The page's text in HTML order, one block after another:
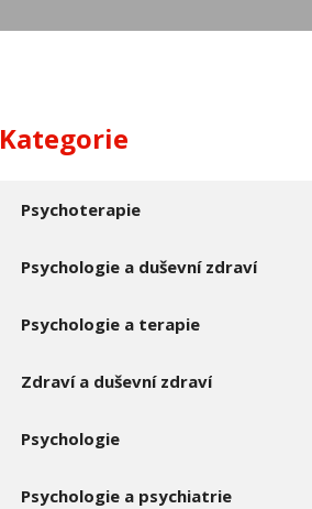
Kategorie
Psychoterapie
Psychologie a duševní zdraví
Psychologie a terapie
Zdraví a duševní zdraví
Psychologie
Psychologie a psychiatrie